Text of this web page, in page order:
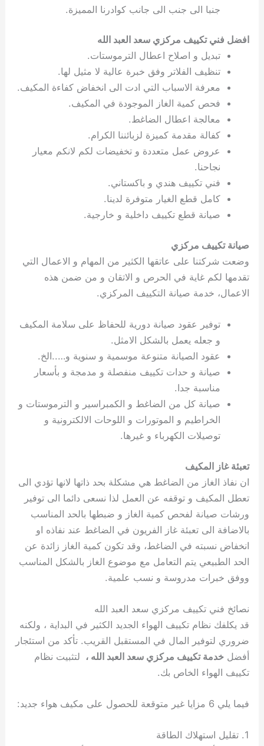
جنبا الى جنب الى جانب كوادرنا المميزة.
افضل فني تكييف مركزي سعد العبد الله
تبديل و اصلاح اعطال الترموستات.
تنظيف الفلاتر وفق خبرة عالية لا مثيل لها.
معرفة الاسباب التي ادت الى انخفاض كفاءة المكيف.
فحص كمية الغاز الموجودة في المكيف.
معالجة اعطال الضاغط.
كفالة مقدمة كميزة لزبائننا الكرام.
عروض عمل متعددة و تخفيضات لكم لانكم معيار
نجاحنا.
فني تكييف هندي و باكستاني.
كامل قطع الغيار متوفرة لدينا.
صيانة قطع تكييف داخلية و خارجية.
صيانة تكييف مركزي
وضعت شركتنا على عاتقها الكثير من المهام و الاعمال التي
تقدمها لكم غاية في الحرص و الاتقان و من ضمن هذه
الاعمال، خدمة صيانة التكييف المركزي.
توفير عقود صيانة دورية للحفاظ على سلامة المكيف
و جعله يعمل بالشكل الامثل.
عقود الصيانة متنوعة موسمية و سنوية و…..الخ.
صيانة و حدات تكييف منفصلة و مدمجة و بأسعار
مناسبة جدا.
صيانة كل من الضاغط و الكمبراسير و الترموستات و
الخراطيم و الموتورات و اللوحات الالكترونية و
توصيلات الكهرباء و غيرها.
تعبئة غاز المكيف
ان نفاذ الغاز من الضاغط هي مشكلة بحد ذاتها لانها تؤدي الى
تعطل المكيف و توقفه عن العمل لذا نسعى دائما الى توفير
ورشات صيانة لفحص كمية الغاز و ضبطها بالحد المناسب
بالاضافة الى تعبئة غاز الفريون في الضاغط عند نفاذه او
انخفاض نسبته في الضاغط، وقد تكون كمية الغاز زائدة عن
الحد الطبيعي يتم التعامل مع موضوع الغاز بالشكل المناسب
ووفق خبرات مدروسة و نسب علمية.
نصائخ فني تكييف مركزي سعد العبد الله
قد يكلفك نظام تكييف الهواء الجديد الكثير في البداية ، ولكنه
ضروري لتوفير المال في المستقبل القريب. تأكد من استئجار
أفضلخدمة تكييف مركزي سعد العبد الله ، لتثبيت نظام
تكييف الهواء الخاص بك.
فيما يلي 6 مزايا غير متوقعة للحصول على مكيف هواء جديد:
1. تقليل استهلاك الطاقة